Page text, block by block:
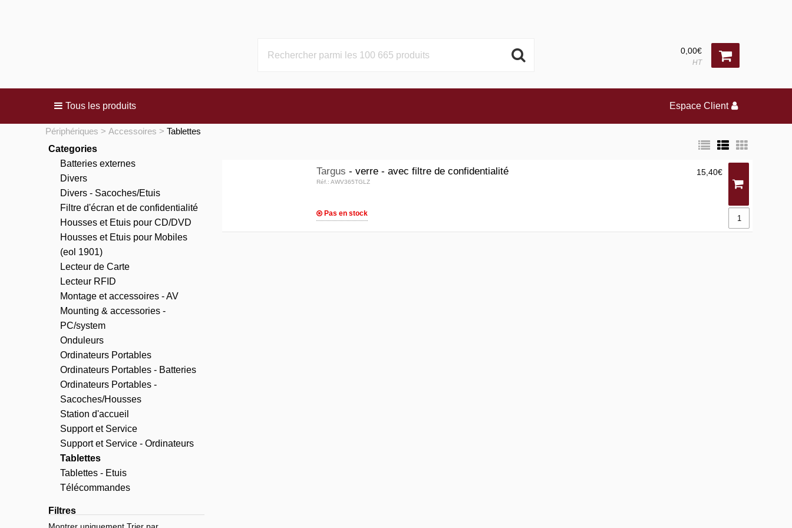
0,00€
HT
Tous les produits Espace Client
Périphériques Accessoires
Tablettes
Categories
Batteries externes
Divers
Divers - Sacoches/Etuis
Filtre d'écran et de confidentialité
Housses et Etuis pour CD/DVD
Housses et Etuis pour Mobiles
(eol 1901)
Lecteur de Carte
Lecteur RFID
Montage et accessoires - AV
Mounting & accessories -
PC/system
Onduleurs
Ordinateurs Portables
Ordinateurs Portables - Batteries
Ordinateurs Portables -
Sacoches/Housses
Station d'accueil
Support et Service
Support et Service - Ordinateurs
Tablettes
Tablettes - Etuis
Télécommandes
Filtres
Targus - verre - avec filtre de confidentialité
Réf.: AWV365TGLZ
15,40€
Pas en stock